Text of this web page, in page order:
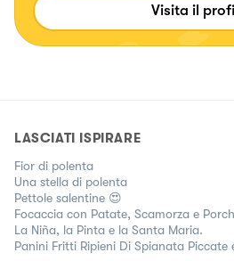
Visita il
LASCIATI ISPIRARE
Fior di polenta
Una stella di polenta
Pettole salentine 😍
Focaccia con Patate, Scamorza e
La Niña, la Pinta e la Santa Maria.
Panini Fritti Ripieni Di Spianata Piccate